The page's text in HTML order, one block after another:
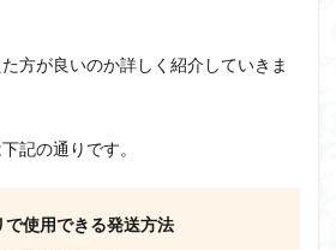
方が良いのか詳しく紹介していきま
記の通りです。
で使用できる発送方法